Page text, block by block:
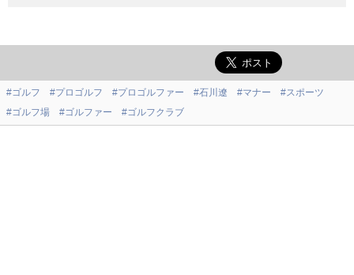
#ゴルフ #プロゴルフ #プロゴルファー #石川遼 #マナー
#スポーツ
#ゴルフ場
#ゴルファー #ゴルフクラブ